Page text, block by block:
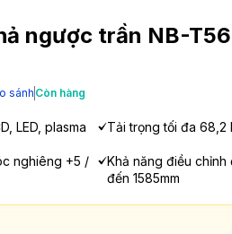
ngược trần NB-
sánh Còn hàng
LED, plasma
Tải trọng tối đa 68,2
nghiêng +5 /
Khả năng điều chỉnh
đến 1585mm